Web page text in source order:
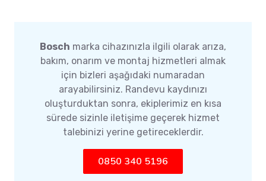
Bosch marka cihazınızla ilgili olarak arıza,
bakım, onarım ve montaj hizmetleri almak
için bizleri aşağıdaki numaradan
arayabilirsiniz. Randevu kaydınızı
oluşturduktan sonra, ekiplerimiz en kısa
sürede sizinle iletişime geçerek hizmet
talebinizi yerine getireceklerdir.
0850 340 5196